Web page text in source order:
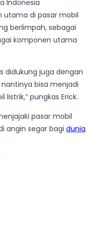
Indonesia
di pasar mobil
berlimpah, sebagai
komponen utama
didukung juga dengan
bisa menjadi
pungkas Erick.
pasar mobil
angin segar bagi dunia